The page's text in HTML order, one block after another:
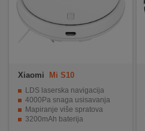
Xiaomi Mi S10
LDS laserska navigacija
4000Pa snaga usisavanja
Mapiranje više spratova
3200mAh baterija